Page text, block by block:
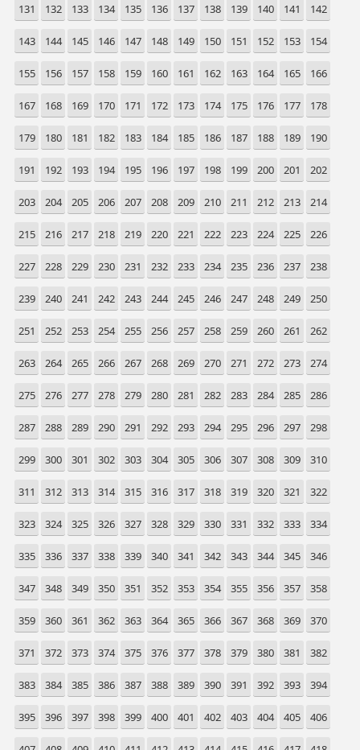
131 132 133 134 135 136 137 138 139 140 141 142
143 144 145 146 147 148 149 150 151 152 153 154
155 156 157 158 159 160 161 162 163 164 165 166
167 168 169 170 171 172 173 174 175 176 177 178
179 180 181 182 183 184 185 186 187 188 189 190
191 192 193 194 195 196 197 198 199 200 201 202
203 204 205 206 207 208 209 210 211 212 213 214
215 216 217 218 219 220 221 222 223 224 225 226
227 228 229 230 231 232 233 234 235 236 237 238
239 240 241 242 243 244 245 246 247 248 249 250
251 252 253 254 255 256 257 258 259 260 261 262
263 264 265 266 267 268 269 270 271 272 273 274
275 276 277 278 279 280 281 282 283 284 285 286
287 288 289 290 291 292 293 294 295 296 297 298
299 300 301 302 303 304 305 306 307 308 309 310
311 312 313 314 315 316 317 318 319 320 321 322
323 324 325 326 327 328 329 330 331 332 333 334
335 336 337 338 339 340 341 342 343 344 345 346
347 348 349 350 351 352 353 354 355 356 357 358
359 360 361 362 363 364 365 366 367 368 369 370
371 372 373 374 375 376 377 378 379 380 381 382
383 384 385 386 387 388 389 390 391 392 393 394
395 396 397 398 399 400 401 402 403 404 405 406